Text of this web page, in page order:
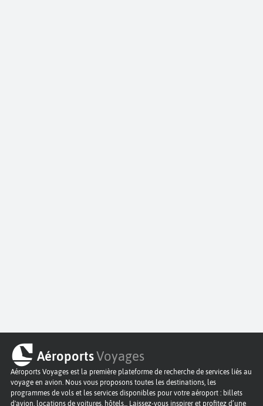
AéroportsVoyages
Aéroports Voyages est la première plateforme de recherche de services liés au
voyage en avion. Nous vous proposons toutes les destinations, les
programmes de vols et les services disponibles pour votre aéroport : billets
d'avion, locations de voitures, hôtels... Laissez-vous inspirer et profitez d’une